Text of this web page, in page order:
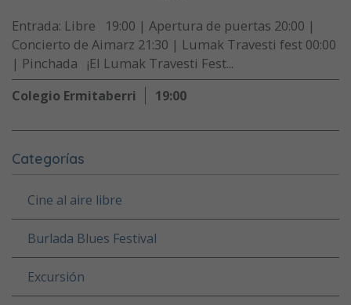
Entrada: Libre 19:00 | Apertura de puertas 20:00 |
Concierto de Aimarz 21:30 | Lumak Travesti fest 00:00
| Pinchada ¡El Lumak Travesti Fest...
Colegio Ermitaberri 19:00
Categorías
Cine al aire libre
Burlada Blues Festival
Excursión